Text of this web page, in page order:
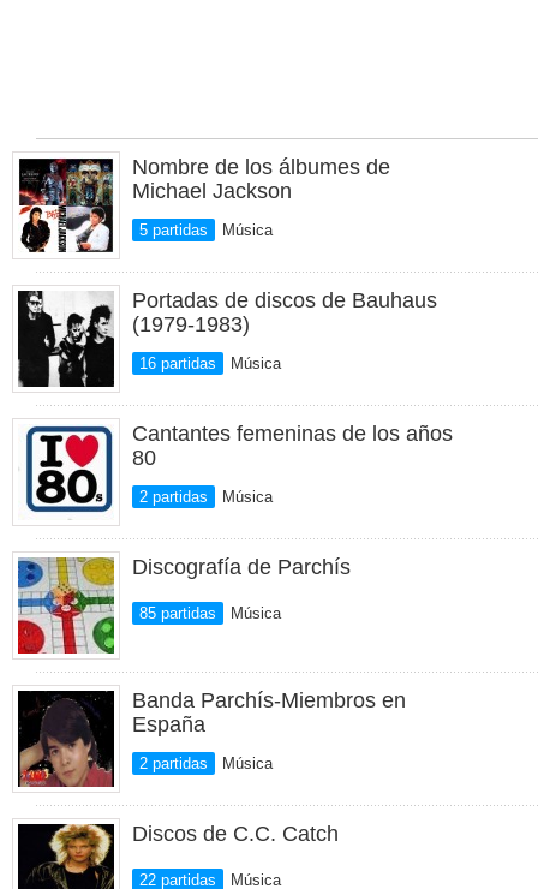
Nombre de los álbumes de
Michael Jackson
5 partidas Música
Portadas de discos de Bauhaus
(1979-1983)
16 partidas Música
Cantantes femeninas de los años
80
2 partidas Música
Discografía de Parchís
85 partidas Música
Banda Parchís-Miembros en
España
2 partidas Música
Discos de C.C. Catch
22 partidas Música